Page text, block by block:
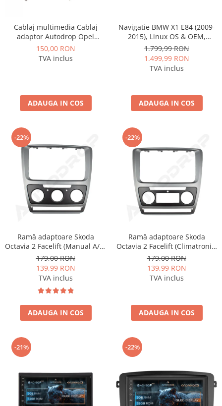
Rame adaptoare Mazda
Rame adaptoare Kia
Rame adaptoare Nissan
Rame adaptoare Fiat
Rame adaptoare Hyundai
Rame adaptoare Chevrolet
Rame adaptoare Mitsubishi
Rame adaptoare Jeep
Rame adaptoare Dodge
Rame adaptoare Chrysler
Rame adaptoare Subaru
Rame adaptoare Smart
Rame adaptoare Land Rover
Rame adaptoare Ssangyong
Cablaj multimedia Cablaj
adaptor Autodrop Opel
pentru Navigatii multimedia
Android
150,00 RON
TVA inclus
ADAUGA IN COS
Navigatie BMW X1 E84 (2009-
2015), Linux OS & OEM,
Varianta iDrive, CarPlay &
Android Auto Wireless,
MirrorLink, Camera AHD, 12.3
1.799,99 RON
1.499,99 RON
TVA inclus
ADAUGA IN COS
-22%
Ramă adaptoare Skoda
Octavia 2 Facelift (Manual A/C)
2009-2013 - fațetă 213×133
(RNS 510 / RCD 330), montaj
dedicat
179,00 RON
139,99 RON
TVA inclus
ADAUGA IN COS
-22%
Ramă adaptoare Skoda
Octavia 2 Facelift (Climatronic)
2009-2013 - fațetă 213×133
(RNS 510 / RCD 330), montaj
dedicat
179,00 RON
139,99 RON
TVA inclus
ADAUGA IN COS
-21% -22%